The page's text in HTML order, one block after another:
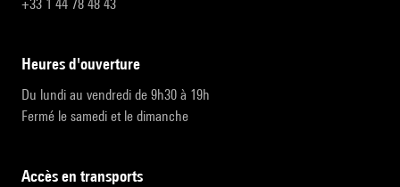
+33 1 44 78 48 43
heures d'ouverture
Du lundi au vendredi de 9h30 à 19h
Fermé le samedi et le dimanche
accès en transports